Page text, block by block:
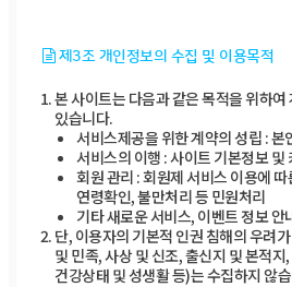
제3조 개인정보의 수집 및 이용목적
본 사이트는 다음과 같은 목적을 위하
있습니다.
서비스제공을 위한 계약의 성립 : 본
서비스의 이행 : 사이트 기본정보 및
회원 관리 : 회원제 서비스 이용에
연령확인, 불만처리 등 민원처리
기타 새로운 서비스, 이벤트 정보 안
단, 이용자의 기본적 인권 침해의 우려
및 민족, 사상 및 신조, 출신지 및 본적
건강상태 및 성생활 등)는 수집하지 않